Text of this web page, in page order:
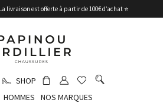
livraison est offerte à partir de 100€ d’achat ⭐
SHOP
HOMMES NOS MARQUES